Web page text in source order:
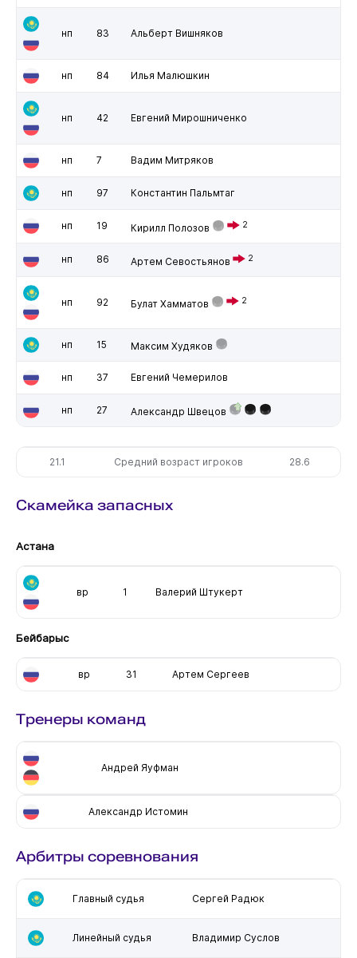
нп 83 Альберт Вишняков
нп 84 Илья Малюшкин
нп 42 Евгений Мирошниченко
нп 7 Вадим Митряков
нп 97 Константин Пальмтаг
нп 19 Кирилл Полозов 2
нп 86 Артем Севостьянов 2
нп 92 Булат Хамматов 2
нп 15 Максим Худяков
нп 37 Евгений Чемерилов
нп 27 Александр Швецов
21.1 Средний возраст игроков 28.6
Скамейка запасных
Астана
вр 1 Валерий Штукерт
Бейбарыс
вр 31 Артем Сергеев
Тренеры команд
Андрей Яуфман
Александр Истомин
Арбитры соревнования
Главный судья Сергей Радюк
Линейный судья Владимир Суслов